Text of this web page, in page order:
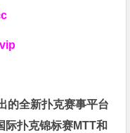
的全新扑克赛事平台
际扑克锦标赛MTT和